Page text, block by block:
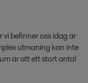
befinner oss idag är
utmaning kan inte
är att ett stort antal